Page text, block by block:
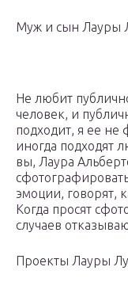
Муж и сын Лауры
Не любит
человек, и
подходит, я ее
иногда подходят
вы, Лаура
эмоции, говорят,
Когда просят
случаев
Проекты Лауры